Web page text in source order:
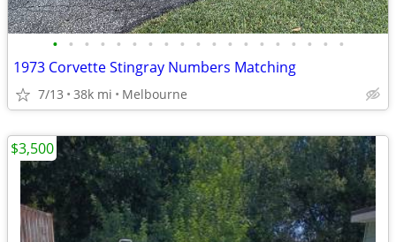
• • • • • • • • • • • • • • • • • • •
1973 Corvette Stingray Numbers Matching
7/13 38k mi Melbourne
$3,500